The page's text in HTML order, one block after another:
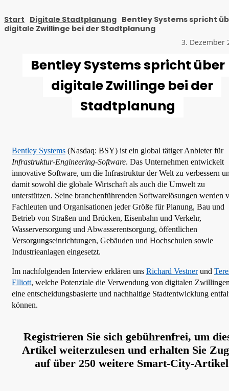
Start Digitale Stadtplanung Bentley Systems spricht
digitale Zwillinge bei der Stadtplanung
3. Dezember
Bentley Systems spricht über
digitale Zwillinge bei der
Stadtplanung
Bentley Systems (Nasdaq: BSY) ist ein global tätiger Anbieter für
Infrastruktur-Engineering-Software. Das Unternehmen entwickelt
innovative Software, um die Infrastruktur der Welt zu verbessern
damit sowohl die globale Wirtschaft als auch die Umwelt zu
unterstützen. Seine branchenführenden Softwarelösungen werden
Fachleuten und Organisationen jeder Größe für Planung, Bau und
Betrieb von Straßen und Brücken, Eisenbahn und Verkehr,
Wasserversorgung und Abwasserentsorgung, öffentlichen
Versorgungseinrichtungen, Gebäuden und Hochschulen sowie
Industrieanlagen eingesetzt.
Im nachfolgenden Interview erklären uns Richard Vestnerund
Elliott, welche Potenziale die Verwendung von digitalen
eine entscheidungsbasierte und nachhaltige Stadtentwicklung
können.
Registrieren Sie sich gebührenfrei, um
Artikel weiterzulesen und erhalten Sie
auf über 250 weitere Smart-City-